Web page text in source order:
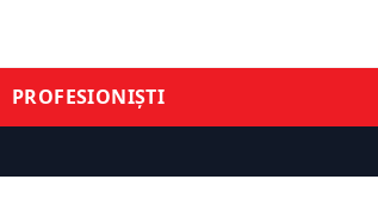
PROFESIONIȘTI